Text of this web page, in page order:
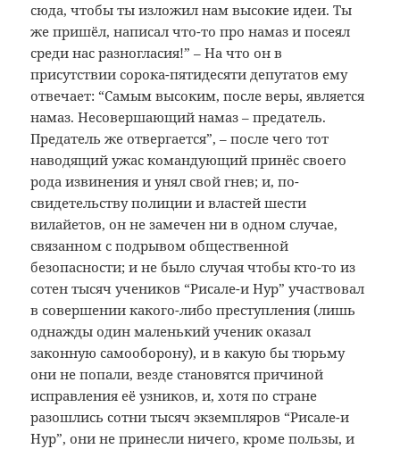
сюда, чтобы ты изложил нам высокие идеи. Ты
же пришёл, написал что-то про намаз и посеял
среди нас разногласия!” – На что он в
присутствии сорока-пятидесяти депутатов ему
отвечает: “Самым высоким, после веры, является
намаз. Несовершающий намаз – предатель.
Предатель же отвергается”, – после чего тот
наводящий ужас командующий принёс своего
рода извинения и унял свой гнев; и, по-
свидетельству полиции и властей шести
вилайетов, он не замечен ни в одном случае,
связанном с подрывом общественной
безопасности; и не было случая чтобы кто-то из
сотен тысяч учеников “Рисале-и Нур” участвовал
в совершении какого-либо преступления (лишь
однажды один маленький ученик оказал
законную самооборону), и в какую бы тюрьму
они не попали, везде становятся причиной
исправления её узников, и, хотя по стране
разошлись сотни тысяч экземпляров “Рисале-и
Нур”, они не принесли ничего, кроме пользы, и